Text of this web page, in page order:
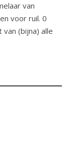
van
voor ruil. 0
(bijna) alle